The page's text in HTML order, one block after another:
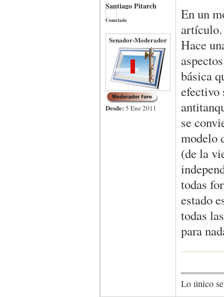
Santiago Pitarch
Conectado
Senador-Moderador
Desde: 5 Ene 2011
En un
Hace
básica
efectivo
se
modelo
(de la
todas
estado
todas
para
Lo único